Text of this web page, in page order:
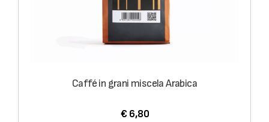
Caffé in grani miscela Arabica
€ 6,80